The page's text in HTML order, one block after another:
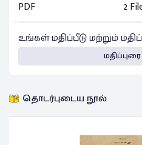
PDF
2
உங்கள் மதிப்பீடு மற்றும்
தொடர்புடைய நூல்